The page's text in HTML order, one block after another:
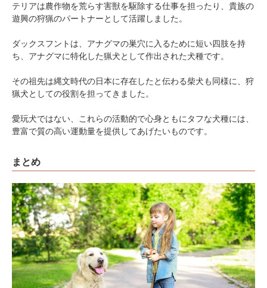
テリアは農作物を荒らす害獣を駆除する仕事を担ったり、貴族の
遊興の狩猟のパートナーとして活躍しました。
ダックスフントは、アナグマの巣穴に入るために短い四肢を持
ち、アナグマに特化した猟犬として作出された犬種です。
その祖先は縄文時代の日本に存在したと伝わる柴犬も同様に、狩
猟犬としての役割を担ってきました。
愛玩犬ではない、これらの活動的で心身ともにタフな犬種には、
豊富で質の高い運動量を提供してあげたいものです。
まとめ